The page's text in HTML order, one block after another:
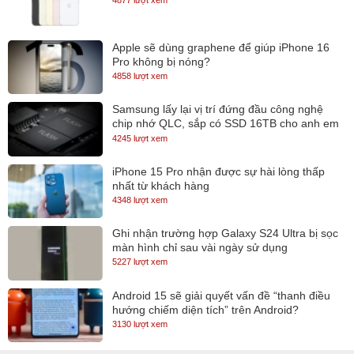
Nếu bạn là một tín đồ của dòng ENVY của HP chắc bạn không còn
xa lạ gì với những mẫu Laptop với kích thước 13” và 15”, tuy vậy
với hai phiên bản kích thước này, người dùng lại khá lấn cấn trong
việc lựa chọn về kích thước hiện thị. Chọn 13” inch thì nhỏ quá mà
Apple sẽ dùng graphene để giúp iPhone 16
Pro không bị nóng?
4858 lượt xem
Samsung lấy lại vị trí đứng đầu công nghệ
chip nhớ QLC, sắp có SSD 16TB cho anh em
lưu trữ
4245 lượt xem
iPhone 15 Pro nhận được sự hài lòng thấp
nhất từ khách hàng
4348 lượt xem
Ghi nhận trường hợp Galaxy S24 Ultra bị sọc
màn hình chỉ sau vài ngày sử dụng
5227 lượt xem
Android 15 sẽ giải quyết vấn đề “thanh điều
hướng chiếm diện tích” trên Android?
3130 lượt xem